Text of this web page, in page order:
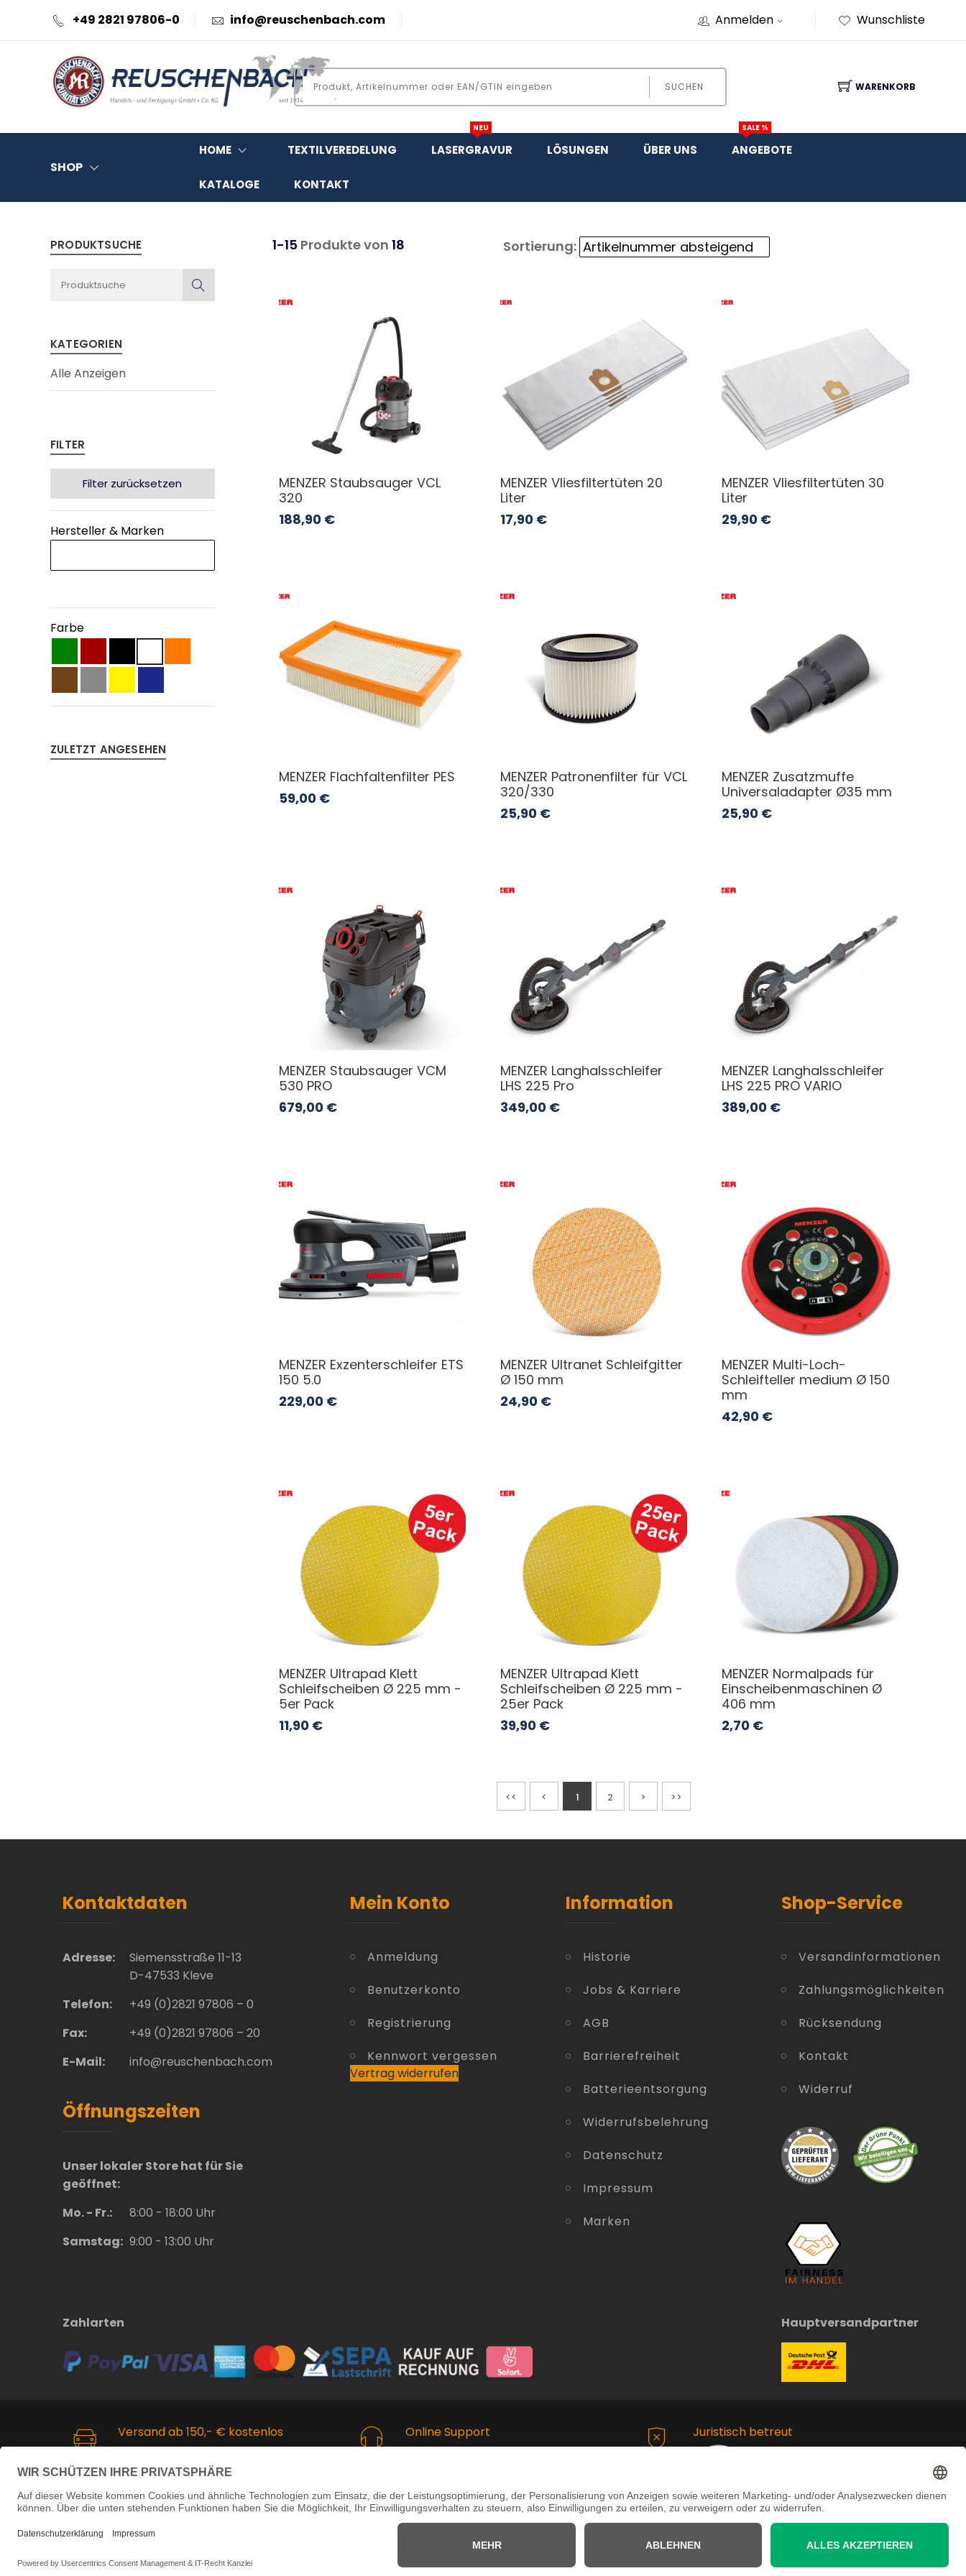
+49 2821 97806-0 info@reuschenbach.com Anmelden Wunschliste
SUCHEN WARENKORB
SHOP
HOME TEXTILVEREDELUNG LASERGRAVUR
NEU
LÖSUNGEN ÜBER UNS ANGEBOTE
SALE %
KATALOGE KONTAKT
PRODUKTSUCHE
KATEGORIEN
Alle Anzeigen
FILTER
Filter zurücksetzen
Hersteller & Marken
Farbe
ZULETZT ANGESEHEN
1-15 Produkte von 18 Sortierung:
MENZER Staubsauger VCL
320
188,90€
MENZER Vliesfiltertüten 20
Liter
17,90€
MENZER Vliesfiltertüten 30
Liter
29,90 €
MENZER Flachfaltenfilter PES
59,00€
MENZER Patronenfilter für VCL
320/330
25,90€
MENZER Zusatzmuffe
Universaladapter Ø35 mm
25,90 €
MENZER Staubsauger VCM
530 PRO
679,00€
MENZER Langhalsschleifer
LHS 225 Pro
349,00€
MENZER Langhalsschleifer
LHS 225 PRO VARIO
389,00 €
MENZER Exzenterschleifer ETS
150 5.0
229,00€
MENZER Ultranet Schleifgitter
Ø 150 mm
24,90€
MENZER Multi-Loch-
Schleifteller medium Ø 150
mm
42,90 €
MENZER Ultrapad Klett
Schleifscheiben Ø 225 mm -
5er Pack
11,90€
MENZER Ultrapad Klett
Schleifscheiben Ø 225 mm -
25er Pack
39,90€
MENZER Normalpads für
Einscheibenmaschinen Ø
406 mm
2,70 €
<< < 1 2 > >>
Kontaktdaten
Adresse:
Siemensstraße 11-13
D-47533 Kleve
Telefon:
+49 (0)2821 97806 – 0
Fax:
+49 (0)2821 97806 – 20
E-Mail:
info@reuschenbach.com
Öffnungszeiten
Unser lokaler Store hat für Sie
geöffnet:
Mo. - Fr.:
8:00 - 18:00 Uhr
Samstag: 9:00 - 13:00 Uhr
Mein Konto
Anmeldung
Benutzerkonto
Registrierung
Kennwort vergessen
Vertrag widerrufen
Information
Historie
Jobs & Karriere
AGB
Barrierefreiheit
Batterieentsorgung
Widerrufsbelehrung
Datenschutz
Impressum
Marken
Shop-Service
Versandinformationen
Zahlungsmöglichkeiten
Rücksendung
Kontakt
Widerruf
Zahlarten Hauptversandpartner
Versand ab 150,- € kostenlos
Deutschlands ab 150,- Euro.
Online Support
Juristisch betreut
Copyright ©2026 Martin Reuschenbach Handels- und Fertigungs- GmbH & Co. KG - Alle Rechte vorbehalten